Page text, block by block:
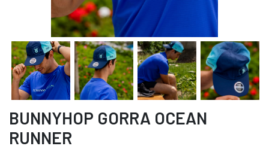
BUNNYHOP GORRA OCEAN
RUNNER